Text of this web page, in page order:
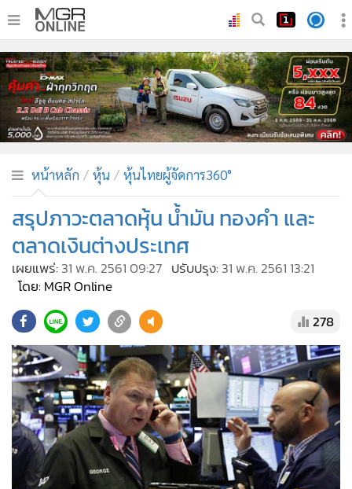
• หน้าหลัก
• ทันเหตุการณ์
• ภาคใต้
• ภูมิภาค
• บันเทิง
• คอลัมนิสต์
• ละคร
CbizReview
• ผู้จัดกวน
• Good health & Well-being
• Green Innovation & SD
• Management & HR
• MGR Live
• Infographic
การเมือง
หน้าหลัก หุ้น หุ้นไทยผู้จัดการ360°
สรุปภาวะตลาดหุ้น น้ำมัน ทองคำ และ
ตลาดเงินต่างประเทศ
เผยแพร่: 31 พ.ค. 2561 09:27 ปรับปรุง: 31 พ.ค. 2561 13:21
โดย: MGR Online
278